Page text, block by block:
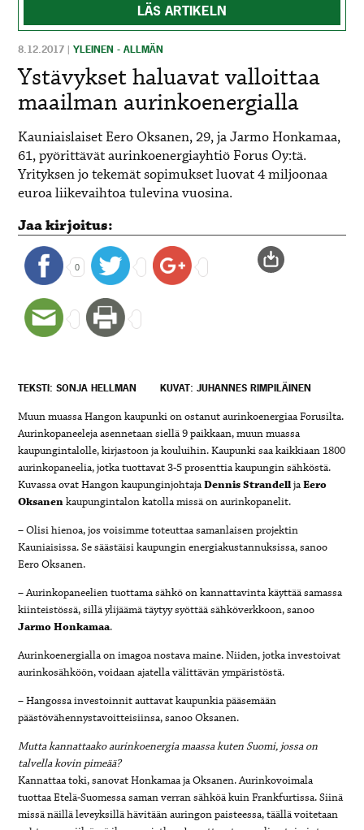
LÄS ARTIKELN
8.12.2017 |YLEINEN - ALLMÄN
Ystävykset haluavat valloittaa
maailman aurinkoenergialla
Kauniaislaiset Eero Oksanen, 29, ja Jarmo Honkamaa,
61, pyörittävät aurinkoenergiayhtiö Forus Oy:tä.
Yrityksen jo tekemät sopimukset luovat 4 miljoonaa
euroa liikevaihtoa tulevina vuosina.
Jaa kirjoitus:
0
TEKSTI: SONJA HELLMAN KUVAT: JUHANNES RIMPILÄINEN
Muun muassa Hangon kaupunki on ostanut aurinkoenergiaa Forusilta.
Aurinkopaneeleja asennetaan siellä 9 paikkaan, muun muassa
kaupungintalolle, kirjastoon ja kouluihin. Kaupunki saa kaikkiaan 1800
aurinkopaneelia, jotka tuottavat 3-5 prosenttia kaupungin sähköstä.
Kuvassa ovat Hangon kaupunginjohtajaDennis StrandelljaEero
Oksanenkaupungintalon katolla missä on aurinkopanelit.
– Olisi hienoa, jos voisimme toteuttaa samanlaisen projektin
Kauniaisissa. Se säästäisi kaupungin energiakustannuksissa, sanoo
Eero Oksanen.
– Aurinkopaneelien tuottama sähkö on kannattavinta käyttää samassa
kiinteistössä, sillä ylijäämä täytyy syöttää sähköverkkoon, sanoo
Jarmo Honkamaa.
Aurinkoenergialla on imagoa nostava maine. Niiden, jotka investoivat
aurinkosähköön, voidaan ajatella välittävän ympäristöstä.
– Hangossa investoinnit auttavat kaupunkia pääsemään
päästövähennystavoitteisiinsa, sanoo Oksanen.
Mutta kannattaako aurinkoenergia maassa kuten Suomi, jossa on
talvella kovin pimeää?
Kannattaa toki, sanovat Honkamaa ja Oksanen. Aurinkovoimala
tuottaa Etelä-Suomessa saman verran sähköä kuin Frankfurtissa. Siinä
missä näillä leveyksillä hävitään auringon paisteessa, täällä voitetaan